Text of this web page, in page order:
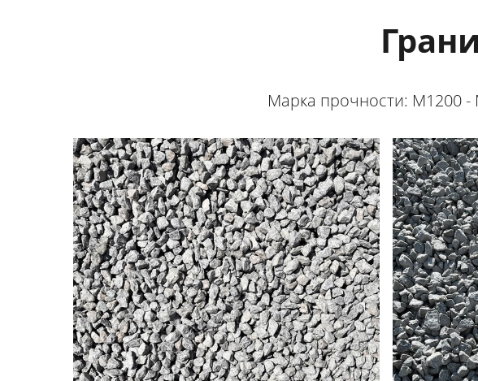
поставщиков
парк
автотехники
Доставка
Марка прочности: М1200 -